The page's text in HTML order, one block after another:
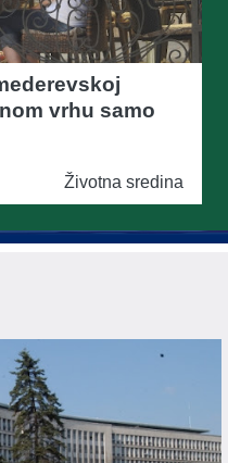
vrhu samo
Životna sredina